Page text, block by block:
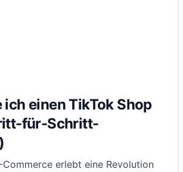
einen TikTok Shop
für-Schritt-
Commerce erlebt eine Revolution